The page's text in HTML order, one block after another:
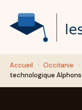
Accueil › Occitanie ›
technologique